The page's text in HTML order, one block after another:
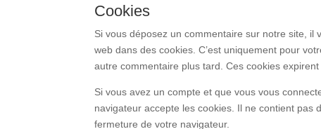
Cookies
Si vous déposez un commentaire sur notre site, il
web dans des cookies. C’est uniquement pour
autre commentaire plus tard. Ces cookies expirent
Si vous avez un compte et que vous vous
navigateur accepte les cookies. Il ne contient
fermeture de votre navigateur.